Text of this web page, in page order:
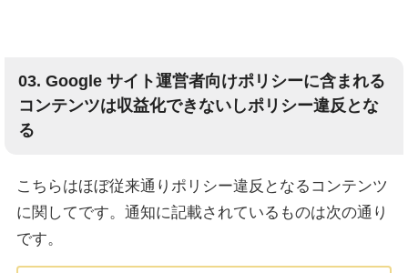
03. Google サイト運営者向けポリシーに含まれる
コンテンツは収益化できないしポリシー違反とな
る
こちらはほぼ従来通りポリシー違反となるコンテンツ
に関してです。通知に記載されているものは次の通り
です。